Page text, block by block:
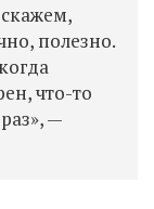
полезно.
что-то
—